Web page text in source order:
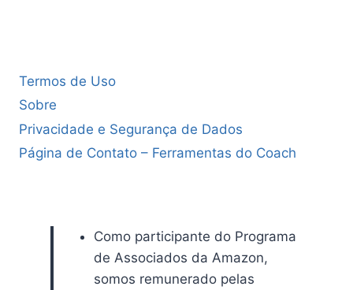
Termos de Uso
Sobre
Privacidade e Segurança de Dados
Página de Contato – Ferramentas do Coach
Como participante do Programa
de Associados da Amazon,
somos remunerado pelas